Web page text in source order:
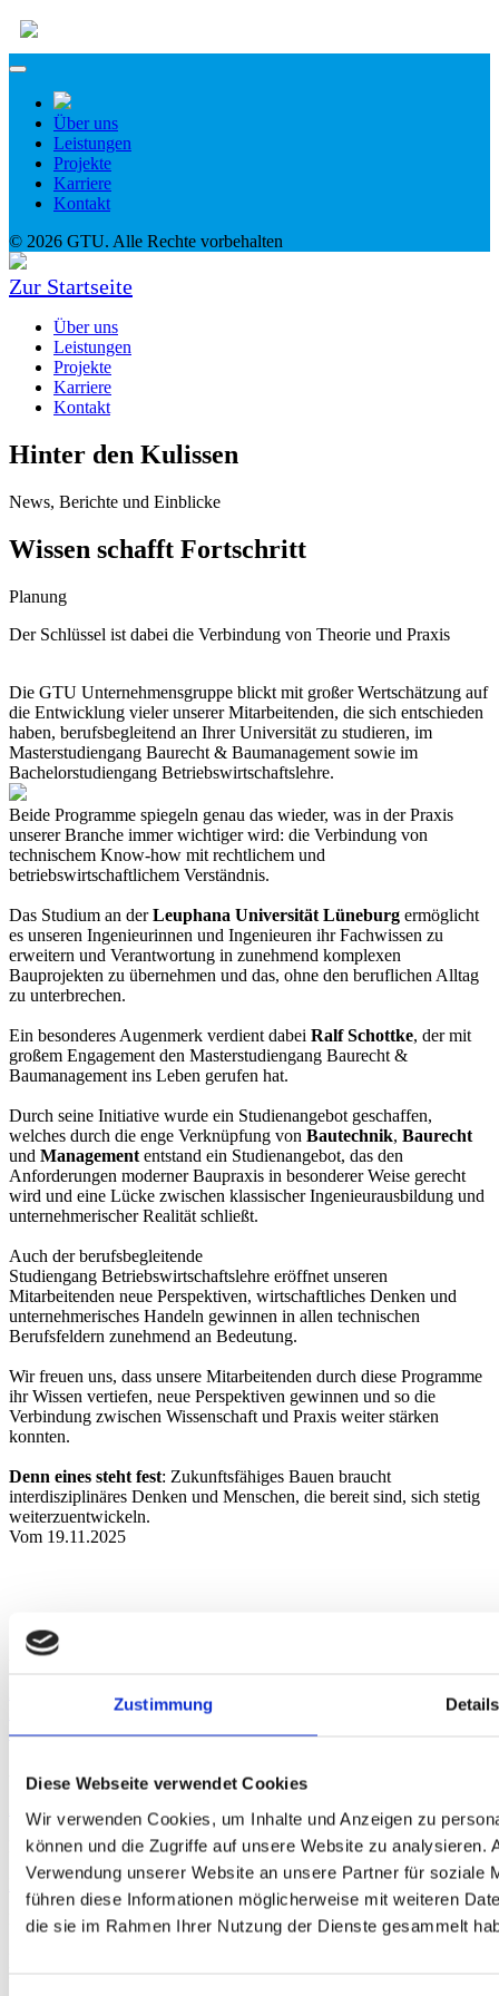
Zustimmung Details
Diese Webseite verwendet Cookies
Wir verwenden Cookies, um Inhalte und Anzeigen zu
können und die Zugriffe auf unsere Website zu analysieren.
Verwendung unserer Website an unsere Partner für soziale
führen diese Informationen möglicherweise mit weiteren
die sie im Rahmen Ihrer Nutzung der Dienste gesammelt
Über uns
Leistungen
Projekte
Karriere
Kontakt
© 2026 GTU. Alle Rechte vorbehalten
Zur Startseite
Über uns
Leistungen
Projekte
Karriere
Kontakt
Hinter den Kulissen
News, Berichte und Einblicke
Wissen schafft Fortschritt
Planung
Der Schlüssel ist dabei die Verbindung von Theorie und Praxis
Die GTU Unternehmensgruppe blickt mit großer Wertschätzung auf
die Entwicklung vieler unserer Mitarbeitenden, die sich entschieden
haben, berufsbegleitend an Ihrer Universität zu studieren, im
Masterstudiengang Baurecht & Baumanagement sowie im
Bachelorstudiengang Betriebswirtschaftslehre.
Beide Programme spiegeln genau das wieder, was in der Praxis
unserer Branche immer wichtiger wird: die Verbindung von
technischem Know-how mit rechtlichem und
betriebswirtschaftlichem Verständnis.
Das Studium an derLeuphana Universität Lüneburg ermöglicht
es unseren Ingenieurinnen und Ingenieuren ihr Fachwissen zu
erweitern und Verantwortung in zunehmend komplexen
Bauprojekten zu übernehmen und das, ohne den beruflichen Alltag
zu unterbrechen.
Ein besonderes Augenmerk verdient dabei Ralf Schottke, der mit
großem Engagement den Masterstudiengang Baurecht &
Baumanagement ins Leben gerufen hat.
Durch seine Initiative wurde ein Studienangebot geschaffen,
welches durch die enge Verknüpfung von Bautechnik, Baurecht
und Management entstand ein Studienangebot, das den
Anforderungen moderner Baupraxis in besonderer Weise gerecht
wird und eine Lücke zwischen klassischer Ingenieurausbildung und
unternehmerischer Realität schließt.
Auch der berufsbegleitende
Studiengang Betriebswirtschaftslehre eröffnet unseren
Mitarbeitenden neue Perspektiven, wirtschaftliches Denken und
unternehmerisches Handeln gewinnen in allen technischen
Berufsfeldern zunehmend an Bedeutung.
Wir freuen uns, dass unsere Mitarbeitenden durch diese Programme
ihr Wissen vertiefen, neue Perspektiven gewinnen und so die
Verbindung zwischen Wissenschaft und Praxis weiter stärken
konnten.
Denn eines steht fest: Zukunftsfähiges Bauen braucht
interdisziplinäres Denken und Menschen, die bereit sind, sich stetig
weiterzuentwickeln.
Vom 19.11.2025
Anfahrt
HamburgHannoverKarlsruhe
Neumarkt i. d.
OberpfalzNidderauNürnbergOsnabrückPaderborn
Zertifizierungen
Mitgliedschaften
Rechtliches
Impressum Datenschutzerklärung Hinweisgeber-Plattform
Kontakt